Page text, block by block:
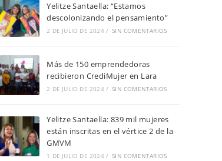
Yelitze Santaella: “Estamos
descolonizando el pensamiento”
2 DE JULIO DE 2024 / SIN COMENTARIOS
Más de 150 emprendedoras
recibieron CrediMujer en Lara
2 DE JULIO DE 2024 / SIN COMENTARIOS
Yelitze Santaella: 839 mil mujeres
están inscritas en el vértice 2 de la
GMVM
1 DE JULIO DE 2024 / SIN COMENTARIOS